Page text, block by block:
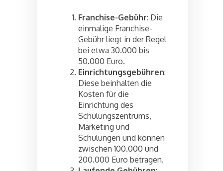
Franchise-Gebühr: Die
einmalige Franchise-
Gebühr liegt in der Regel
bei etwa 30.000 bis
50.000 Euro.
Einrichtungsgebühren:
Diese beinhalten die
Kosten für die
Einrichtung des
Schulungszentrums,
Marketing und
Schulungen und können
zwischen 100.000 und
200.000 Euro betragen.